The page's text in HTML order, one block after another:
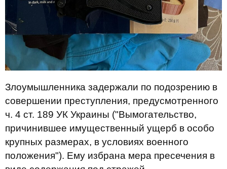
Злоумышленника задержали по подозрению в
совершении преступления, предусмотренного
ч. 4 ст. 189 УК Украины ("Вымогательство,
причинившее имущественный ущерб в особо
крупных размерах, в условиях военного
положения"). Ему избрана мера пресечения в